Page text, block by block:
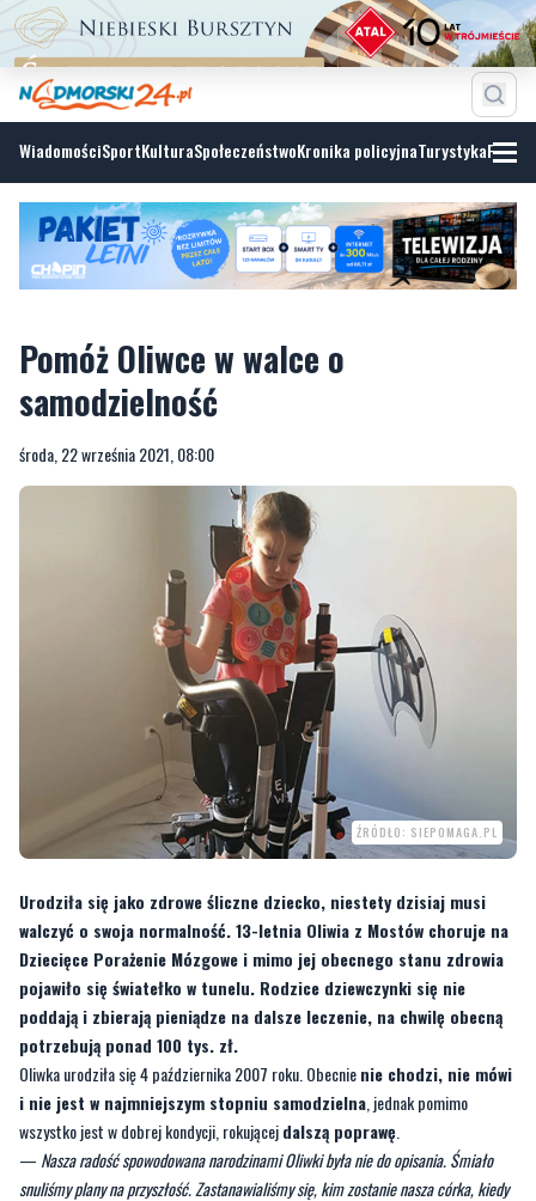
WiadomościSportKulturaSpołeczeństwoKronika policyjnaTurystyka
Pomóż Oliwce w walce o
środa, 22 września 2021, 08:00
ŹRÓDŁO: SIEPOMAGA.PL
Urodziła się jako zdrowe śliczne dziecko, niestety dzisiaj musi
walczyć o swoja normalność. 13-letnia Oliwia z Mostów choruje na
pojawiło się światełko w tunelu. Rodzice dziewczynki się nie
poddają i zbierają pieniądze na dalsze leczenie, na chwilę obecną
potrzebują ponad 100 tys. zł.
Oliwka urodziła się 4 października 2007 roku. Obecnienie chodzi, nie mówi
i nie jest w najmniejszym stopniu samodzielna, jednak pomimo
wszystko jest w dobrej kondycji, rokującej
—Nasza radość spowodowana narodzinami Oliwki była nie do opisania. Śmiało
snuliśmy plany na przyszłość. Zastanawialiśmy się, kim zostanie nasza córka, kiedy
dorośnie… Niestety pewnego dnia dziewczynka dostała wysokiej gorączki.
Temperatura, mimo zbijania, utrzymywała się przez 4 dni. W kolejnych dniach była
bardzo osłabiona i prawie się nie budziła. Przechodziliśmy przez koszmar–